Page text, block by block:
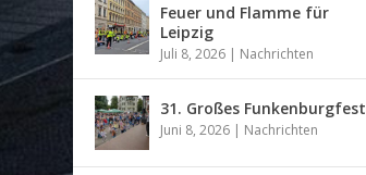
Feuer und Flamme für
Leipzig
Juli 8, 2026 | Nachrichten
31. Großes Funkenburgfest
Juni 8, 2026 | Nachrichten